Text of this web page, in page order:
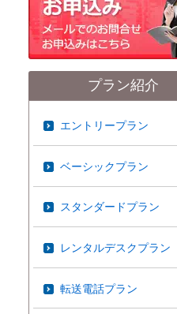
プラン紹介
エントリープラン
ベーシックプラン
スタンダードプラン
レンタルデスクプラン
転送電話プラン